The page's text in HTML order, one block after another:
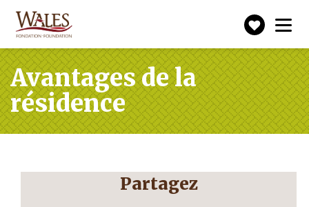
Faire
un
Toggle
navigation
Avantages de la
résidence
Partagez